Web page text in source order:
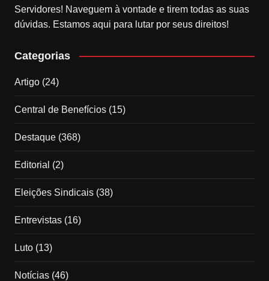
Servidores! Naveguem à vontade e tirem todas as suas
dúvidas. Estamos aqui para lutar por seus direitos!
Categorias
Artigo(24)
Central de Benefícios(15)
Destaque(368)
Editorial (2)
Eleições Sindicais(38)
Entrevistas(16)
Luto(13)
Notícias(46)